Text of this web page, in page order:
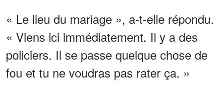
« Le lieu du mariage », a-t-elle répondu.
« Viens ici immédiatement. Il y a des
policiers. Il se passe quelque chose de
fou et tu ne voudras pas rater ça. »